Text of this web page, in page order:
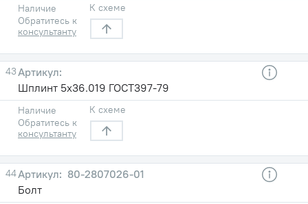
Наличие
Обратитесь к
консультанту
К схеме
43
Шплинт 5х36.019 ГОСТ397-79
Наличие
Обратитесь к
консультанту
К схеме
44
80-2807026-01
Болт